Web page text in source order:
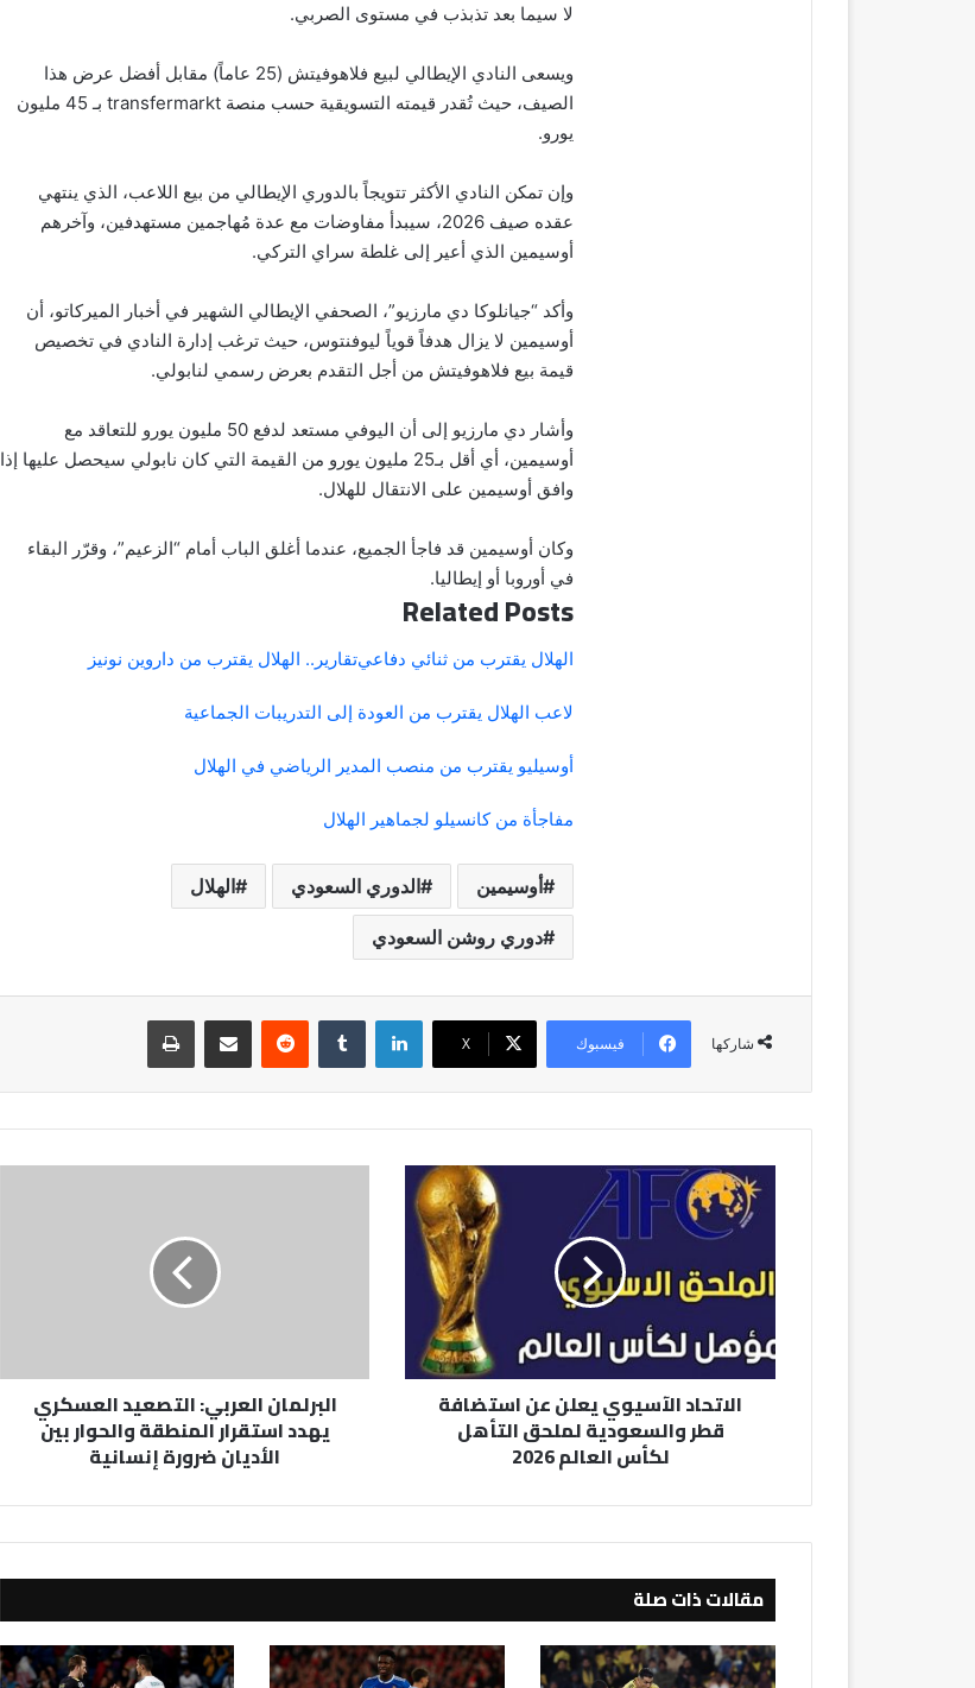
لا سيما بعد تذبذب في مستوى الصربي.
ويسعى النادي الإيطالي لبيع فلاهوفيتش (25 عاماً) مقابل أفضل عرض هذا
الصيف، حيث تُقدر قيمته التسويقية حسب منصة transfermarkt بـ 45 مليون
يورو.
وإن تمكن النادي الأكثر تتويجاً بالدوري الإيطالي من بيع اللاعب، الذي ينتهي
عقده صيف 2026، سيبدأ مفاوضات مع عدة مُهاجمين مستهدفين، وآخرهم
أوسيمين الذي أعير إلى غلطة سراي التركي.
وأكد “جيانلوكا دي مارزيو”، الصحفي الإيطالي الشهير في أخبار الميركاتو، أن
أوسيمين لا يزال هدفاً قوياً ليوفنتوس، حيث ترغب إدارة النادي في تخصيص
قيمة بيع فلاهوفيتش من أجل التقدم بعرض رسمي لنابولي.
وأشار دي مارزيو إلى أن اليوفي مستعد لدفع 50 مليون يورو للتعاقد مع
أوسيمين، أي أقل بـ25 مليون يورو من القيمة التي كان نابولي سيحصل عليها إذا
وافق أوسيمين على الانتقال للهلال.
وكان أوسيمين قد فاجأ الجميع، عندما أغلق الباب أمام “الزعيم”، وقرّر البقاء
في أوروبا أو إيطاليا.
Related Posts
الهلال يقترب من ثنائي دفاعيتقارير.. الهلال يقترب من داروين نونيز
لاعب الهلال يقترب من العودة إلى التدريبات الجماعية
أوسيليو يقترب من منصب المدير الرياضي في الهلال
مفاجأة من كانسيلو لجماهير الهلال
أوسيمين الدوري السعودي الهلال
دوري روشن السعودي
شاركها فيسبوك ‫X
لينكدإن مشاركة عبر البريد طباعة
الاتحاد
الآسيوي
يعلن
استضافة
قطر
والسعودية
لملحق
التأهل
لكأسالاتحاد الآسيوي يعلن عن استضافة
قطر والسعودية لملحق التأهل
لكأس العالم 2026
بين
الأديان
ضرورة
البرلمان العربي: التصعيد العسكري
يهدد استقرار المنطقة والحوار بين
الأديان ضرورة إنسانية
مقالات ذات صلة